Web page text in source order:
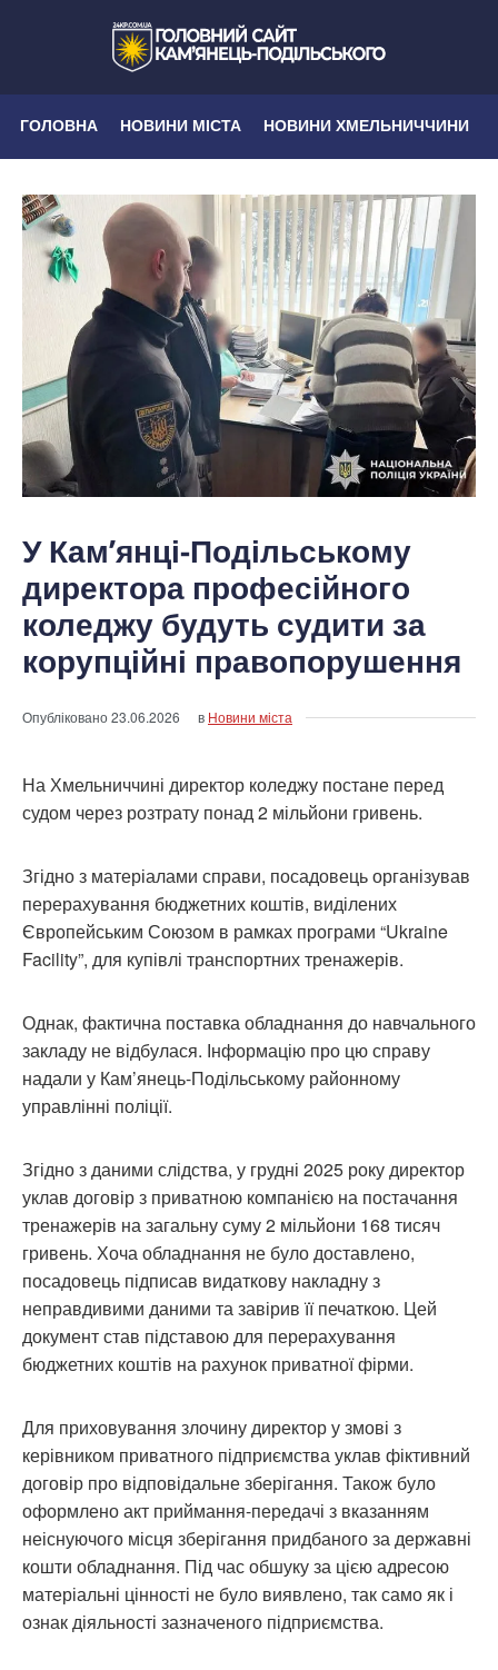
ГОЛОВНА НОВИНИ МІСТА НОВИНИ ХМЕЛЬНИЧЧИНИ
У Кам’янці-Подільському
директора професійного
коледжу будуть судити за
корупційні правопорушення
Опубліковано23.06.2026 в Новини міста
На Хмельниччині директор коледжу постане перед
судом через розтрату понад 2 мільйони гривень.
Згідно з матеріалами справи, посадовець організував
перерахування бюджетних коштів, виділених
Європейським Союзом в рамках програми “Ukraine
Facility”, для купівлі транспортних тренажерів.
Однак, фактична поставка обладнання до навчального
закладу не відбулася. Інформацію про цю справу
надали у Кам’янець-Подільському районному
управлінні поліції.
Згідно з даними слідства, у грудні 2025 року директор
уклав договір з приватною компанією на постачання
тренажерів на загальну суму 2 мільйони 168 тисяч
гривень. Хоча обладнання не було доставлено,
посадовець підписав видаткову накладну з
неправдивими даними та завірив її печаткою. Цей
документ став підставою для перерахування
бюджетних коштів на рахунок приватної фірми.
Для приховування злочину директор у змові з
керівником приватного підприємства уклав фіктивний
договір про відповідальне зберігання. Також було
оформлено акт приймання-передачі з вказанням
неіснуючого місця зберігання придбаного за державні
кошти обладнання. Під час обшуку за цією адресою
матеріальні цінності не було виявлено, так само як і
ознак діяльності зазначеного підприємства.